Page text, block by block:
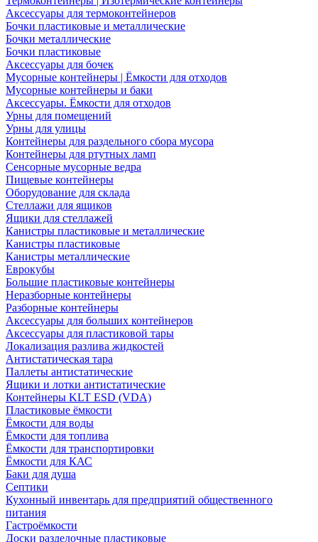
Аксессуары для термоконтейнеров
Бочки пластиковые и металлические
Бочки металлические
Бочки пластиковые
Аксессуары для бочек
Мусорные контейнеры | Ёмкости для отходов
Мусорные контейнеры и баки
Аксессуары. Ёмкости для отходов
Урны для помещений
Урны для улицы
Контейнеры для раздельного сбора мусора
Контейнеры для ртутных ламп
Сенсорные мусорные ведра
Пищевые контейнеры
Оборудование для склада
Стеллажи для ящиков
Ящики для стеллажей
Канистры пластиковые и металлические
Канистры пластиковые
Канистры металлические
Еврокубы
Большие пластиковые контейнеры
Неразборные контейнеры
Разборные контейнеры
Аксессуары для больших контейнеров
Аксессуары для пластиковой тары
Локализация разлива жидкостей
Антистатическая тара
Паллеты антистатические
Ящики и лотки антистатические
Контейнеры KLT ESD (VDA)
Пластиковые ёмкости
Ёмкости для воды
Ёмкости для топлива
Ёмкости для транспортировки
Ёмкости для КАС
Баки для душа
Септики
Кухонный инвентарь для предприятий общественного
питания
Гастроёмкости
Доски разделочные пластиковые